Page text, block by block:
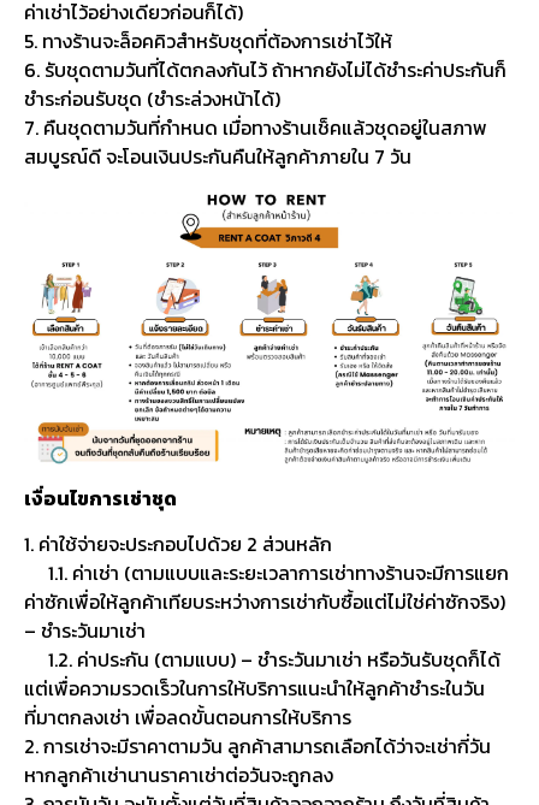
ค่าเช่าไว้อย่างเดียวก่อนก็ได้)
5. ทางร้านจะล็อคคิวสำหรับชุดที่ต้องการเช่าไว้ให้
6. รับชุดตามวันที่ได้ตกลงกันไว้ ถ้าหากยังไม่ได้ชำระค่าประกันก็
ชำระก่อนรับชุด (ชำระล่วงหน้าได้)
7. คืนชุดตามวันที่กำหนด เมื่อทางร้านเช็คแล้วชุดอยู่ในสภาพ
สมบูรณ์ดี จะโอนเงินประกันคืนให้ลูกค้าภายใน 7 วัน
เงื่อนไขการเช่าชุด
1. ค่าใช้จ่ายจะประกอบไปด้วย 2 ส่วนหลัก
1.1. ค่าเช่า (ตามแบบและระยะเวลาการเช่าทางร้านจะมีการแยก
ค่าซักเพื่อให้ลูกค้าเทียบระหว่างการเช่ากับซื้อแต่ไม่ใช่ค่าซักจริง)
– ชำระวันมาเช่า
1.2. ค่าประกัน (ตามแบบ) – ชำระวันมาเช่า หรือวันรับชุดก็ได้
แต่เพื่อความรวดเร็วในการให้บริการแนะนำให้ลูกค้าชำระในวัน
ที่มาตกลงเช่า เพื่อลดขั้นตอนการให้บริการ
2. การเช่าจะมีราคาตามวัน ลูกค้าสามารถเลือกได้ว่าจะเช่ากี่วัน
หากลูกค้าเช่านานราคาเช่าต่อวันจะถูกลง